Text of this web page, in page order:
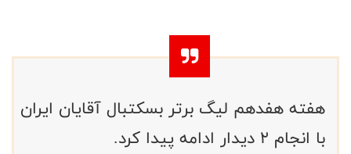
هفته هفدهم لیگ برتر بسکتبال آقایان ایران
با انجام ۲ دیدار ادامه پیدا کرد.